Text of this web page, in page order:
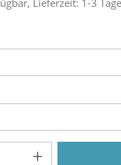
Anzahl: Gib